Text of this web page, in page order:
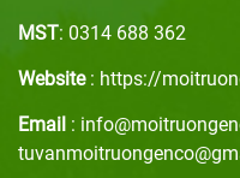
MST: 0314 688 362
Website: https://
Email :